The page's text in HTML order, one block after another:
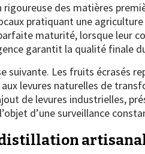
des matières
pratiquant une
maturité, lorsque leur
garantit la qualité finale
suivante. Les fruits écrasés
levures naturelles de
de levures industrielles,
d’une surveillance
distillation